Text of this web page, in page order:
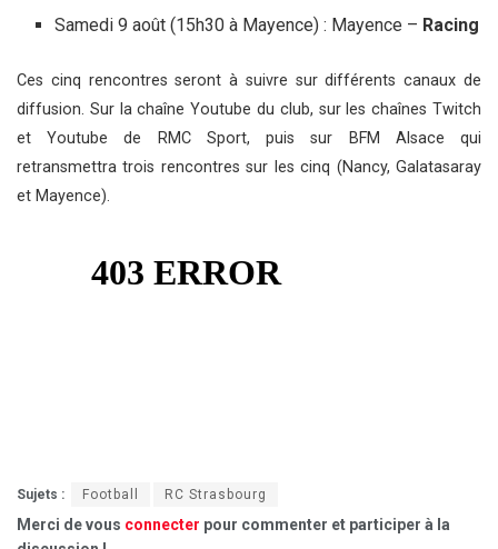
Samedi 9 août (15h30 à Mayence) : Mayence – Racing
Ces cinq rencontres seront à suivre sur différents canaux de
diffusion. Sur la chaîne Youtube du club, sur les chaînes Twitch
et Youtube de RMC Sport, puis sur BFM Alsace qui
retransmettra trois rencontres sur les cinq (Nancy, Galatasaray
et Mayence).
Sujets : Football RC Strasbourg
Merci de vous connecter pour commenter et participer à la